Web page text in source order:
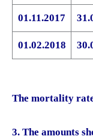
01.11.2017
01.02.2018
The mortality
3. The amounts